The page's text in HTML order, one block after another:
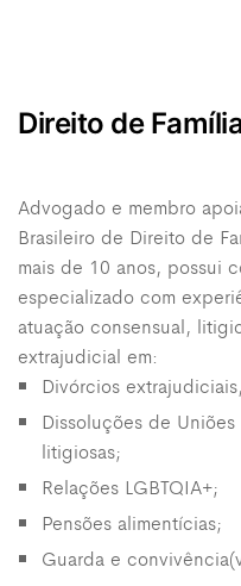
Direito de
Advogado e membro
Brasileiro de Direito de
mais de 10 anos, possui
especializado com
atuação consensual,
extrajudicial em:
Divórcios
Dissoluções de
litigiosas;
Relações LGBTQIA+;
Pensões alimentícias;
Guarda e